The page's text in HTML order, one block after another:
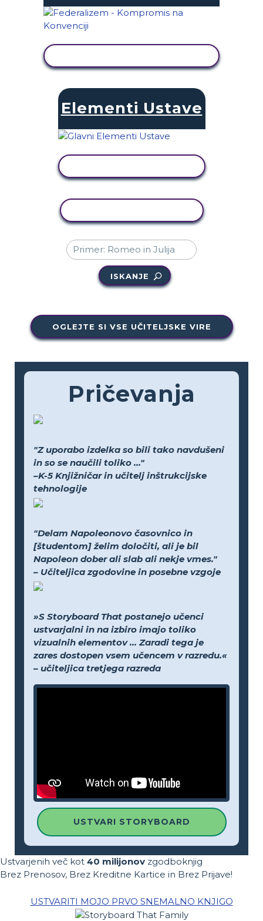
Elementi Ustave
ISKANJE
OGLEJTE SI VSE UČITELJSKE VIRE
Pričevanja
"Z uporabo izdelka so bili tako navdušeni
in so se naučili toliko ..."
–K-5 Knjižničar in učitelj inštrukcijske
tehnologije
"Delam Napoleonovo časovnico in
[študentom] želim določiti, ali je bil
Napoleon dober ali slab ali nekje vmes."
– Učiteljica zgodovine in posebne vzgoje
»S Storyboard That postanejo učenci
ustvarjalni in na izbiro imajo toliko
vizualnih elementov ... Zaradi tega je
zares dostopen vsem učencem v razredu.«
– učiteljica tretjega razreda
USTVARI STORYBOARD
Ustvarjenih več kot 40 milijonov zgodboknjig
Brez Prenosov, Brez Kreditne Kartice in Brez Prijave!
USTVARITI MOJO PRVO SNEMALNO KNJIGO